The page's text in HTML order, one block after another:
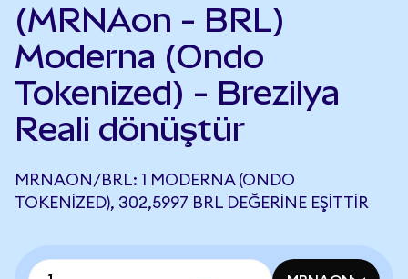
(MRNAon - BRL)
Moderna (Ondo
Tokenized) - Brezilya
Reali dönüştür
MRNAON/BRL: 1 MODERNA (ONDO
TOKENIZED), 302,5997 BRL DEĞERINE EŞITTIR